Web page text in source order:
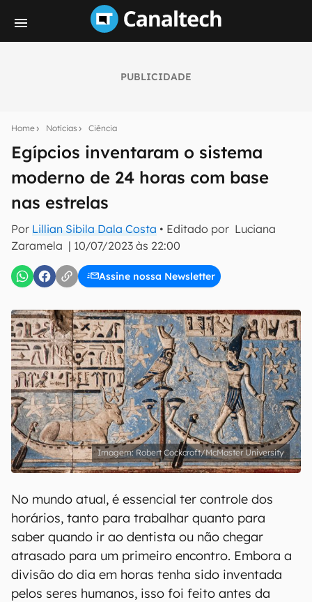
PUBLICIDADE
Home Notícias Ciência
Egípcios inventaram o sistema
moderno de 24 horas com base
nas estrelas
Por Lillian Sibila Dala Costa • Editado por Luciana
Zaramela | 10/07/2023 às 22:00
Assine nossa Newsletter
notícias e reviews sobre tecnologia em primeira
mão.
E-mail
inscreva-se
Confirmo que li, aceito e concordo com os Termos de
Uso e Política de Privacidade do Canaltech.
Robert Cockcroft/McMaster University
No mundo atual, é essencial ter controle dos
horários, tanto para trabalhar quanto para
saber quando ir ao dentista ou não chegar
atrasado para um primeiro encontro. Embora a
divisão do dia em horas tenha sido inventada
pelos seres humanos, isso foi feito antes da